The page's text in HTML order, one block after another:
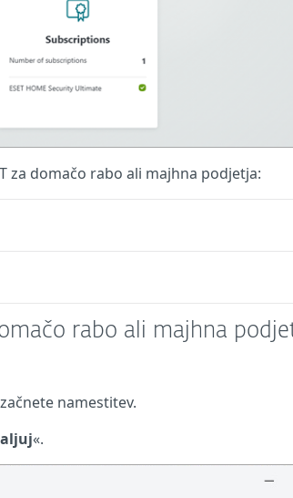
za domačo rabo ali majhna podjetja:
rabo ali majhna
namestitev.
«.